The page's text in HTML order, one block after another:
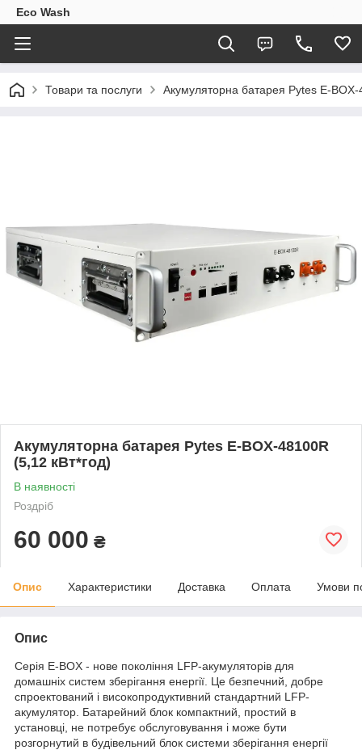
Eco Wash
Товари та послуги Акумуляторна батарея Pytes E-
Акумуляторна батарея Pytes E-BOX-48100R
(5,12 кВт*год)
В наявності
Роздріб
60 000 ₴
Опис Характеристики Доставка Оплата Умови
Опис
Серія E-BOX - нове покоління LFP-акумуляторів для
домашніх систем зберігання енергії. Це безпечний, добре
спроектований і високопродуктивний стандартний LFP-
акумулятор. Батарейний блок компактний, простий в
установці, не потребує обслуговування і може бути
розгорнутий в будівельний блок системи зберігання енергії